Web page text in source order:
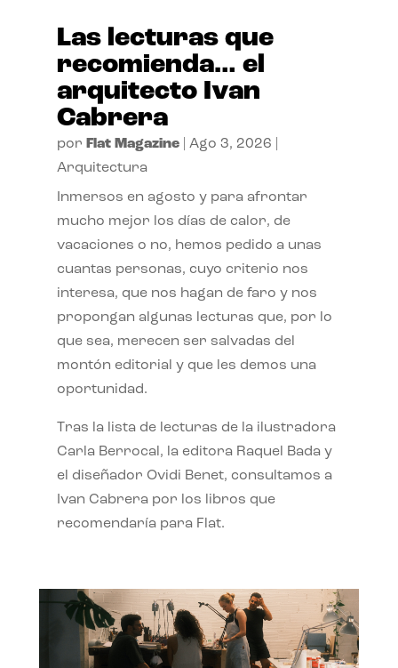
Las lecturas que
recomienda… el
arquitecto Ivan
Cabrera
por Flat Magazine| Ago 3, 2026
Arquitectura
Inmersos en agosto y para afrontar
mucho mejor los días de calor, de
vacaciones o no, hemos pedido a unas
cuantas personas, cuyo criterio nos
interesa, que nos hagan de faro y nos
propongan algunas lecturas que, por lo
que sea, merecen ser salvadas del
montón editorial y que les demos una
oportunidad.
Tras la lista de lecturas de la ilustradora
Carla Berrocal, la editora Raquel Bada y
el diseñador Ovidi Benet, consultamos a
Ivan Cabrera por los libros que
recomendaría para Flat.